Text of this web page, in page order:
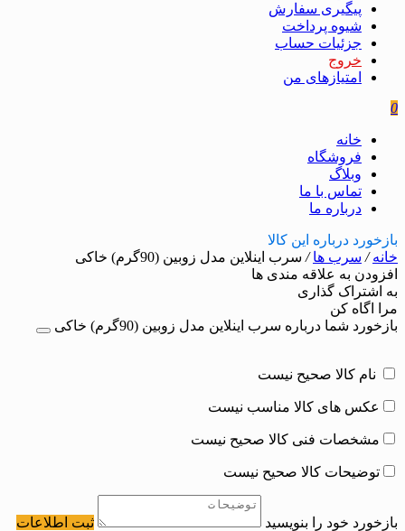
پیگیری سفارش
شیوه پرداخت
جزئیات حساب
خروج
امتیازهای من
0
خانه
فروشگاه
وبلاگ
تماس با ما
درباره ما
بازخورد درباره این کالا
خانه/ سرب ها/ سرب اینلاین مدل زوبین (90گرم) خاکی
افزودن به علاقه مندی ها
به اشتراک گذاری
مرا اگاه کن
بازخورد شما درباره سرب اینلاین مدل زوبین (90گرم) خاکی
نام کالا صحیح نیست
عکس های کالا مناسب نیست
مشخصات فنی کالا صحیح نیست
توضیحات کالا صحیح نیست
بازخورد خود را بنویسید ثبت اطلاعات